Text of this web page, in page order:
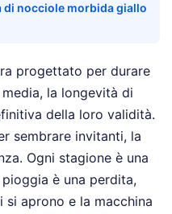
di nocciole morbida giallo
progettato per durare
la longevità di
della loro validità.
sembrare invitanti, la
Ogni stagione è una
è una perdita,
aprono e la macchina